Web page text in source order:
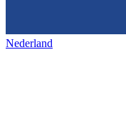
Nederland